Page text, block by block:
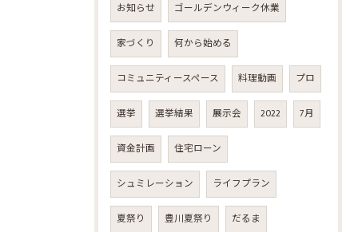
お知らせ ゴールデンウィーク休業
家づくり 何から始める
コミュニティースペース 料理動画 プロ
選挙 選挙結果 展示会 2022 7月
資金計画 住宅ローン
シュミレーション ライフプラン
夏祭り 豊川夏祭り だるま